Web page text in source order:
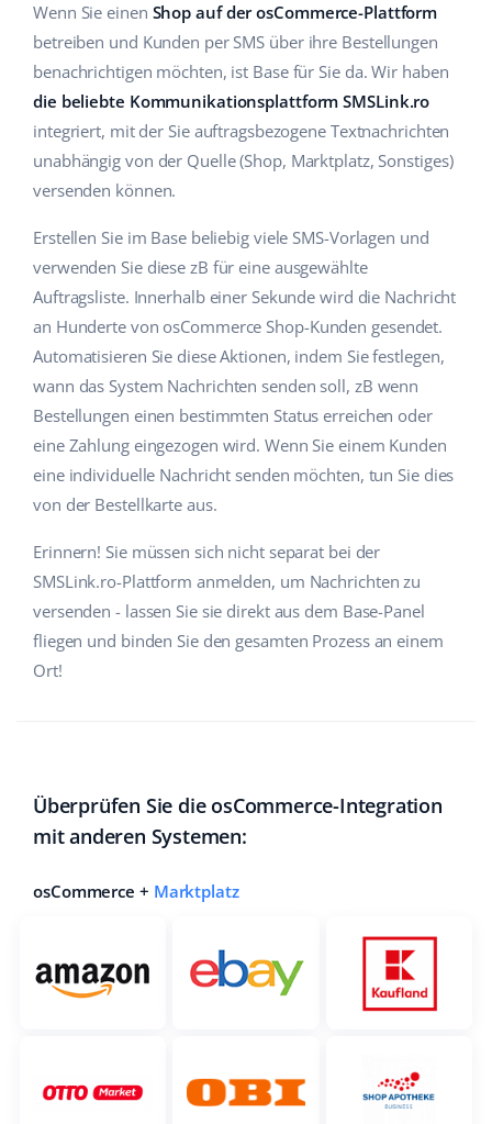
Marktplatz-Manager
Workflow-Automatisierung
Versandmanagement
Preisautomatisierung
KI für E-Commerce
Ecosystem
Base Analytics
Base Connect
Haus & Garten
Produkte für Kinder
Autoteile
Health & Beauty
Hilfe
Akademie
Blog
Base.com Audit
Andere
Vorteilsrechner
Kontakt
english (US)
english (GB)
english (IN)
čeština
Ελληνικά
español (AR)
español (MX)
Français
Italiano
português (BR)
Wenn Sie einen Shop auf der osCommerce-Plattform
betreiben und Kunden per SMS über ihre Bestellungen
benachrichtigen möchten, ist Base für Sie da. Wir haben
die beliebte Kommunikationsplattform SMSLink.ro
integriert, mit der Sie auftragsbezogene Textnachrichten
unabhängig von der Quelle (Shop, Marktplatz, Sonstiges)
versenden können.
Erstellen Sie im Base beliebig viele SMS-Vorlagen und
verwenden Sie diese zB für eine ausgewählte
Auftragsliste. Innerhalb einer Sekunde wird die Nachricht
an Hunderte von osCommerce Shop-Kunden gesendet.
Automatisieren Sie diese Aktionen, indem Sie festlegen,
wann das System Nachrichten senden soll, zB wenn
Bestellungen einen bestimmten Status erreichen oder
eine Zahlung eingezogen wird. Wenn Sie einem Kunden
eine individuelle Nachricht senden möchten, tun Sie dies
von der Bestellkarte aus.
Erinnern! Sie müssen sich nicht separat bei der
SMSLink.ro-Plattform anmelden, um Nachrichten zu
versenden - lassen Sie sie direkt aus dem Base-Panel
fliegen und binden Sie den gesamten Prozess an einem
Ort!
Überprüfen Sie die osCommerce-Integration
mit anderen Systemen:
osCommerce + Marktplatz